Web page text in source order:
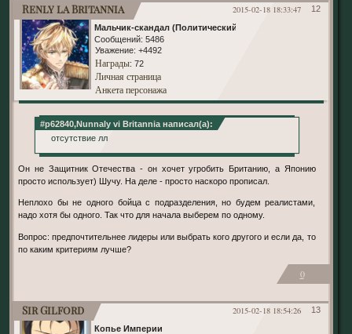
12
2015-02-18 18:33:47
Renly la Britannia
Мальчик-скандал (Политический)
Сообщений: 5486
Уважение: +4492
Награды: 72
Личная страница
Анкета персонажа
#p62840,Nunnaly vi Britannia написал(а):
отсутствие лл
Он не Защитник Отечества - он хочет угробить Британию, а Японию
просто использует) Шучу. На деле - просто наскоро прописал.
Неплохо бы не одного бойца с подразделения, но будем реалистами,
надо хотя бы одного. Так что для начала выберем по одному.
Вопрос: предпочтительнее лидеры или выбрать кого другого и если да, то
по каким критериям лучше?
0
13
2015-02-18 18:54:26
Sir Gilford
Копье Империи